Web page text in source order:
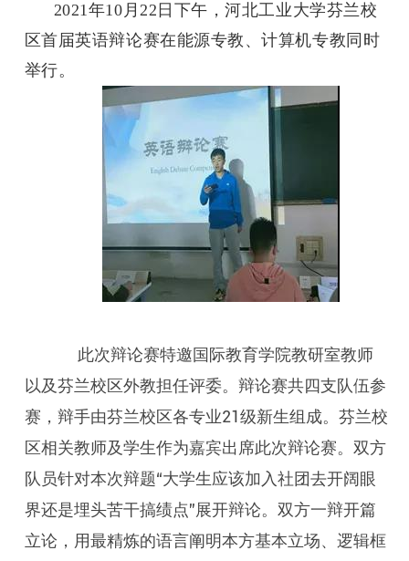
2021年10月22日下午，河北工业大学芬兰校
区首届英语辩论赛在能源专教、计算机专教同时
举行。
此次辩论赛特邀国际教育学院教研室教师
以及芬兰校区外教担任评委。辩论赛共四支队伍参
赛，辩手由芬兰校区各专业21级新生组成。芬兰校
区相关教师及学生作为嘉宾出席此次辩论赛。双方
队员针对本次辩题“大学生应该加入社团去开阔眼
界还是埋头苦干搞绩点”展开辩论。双方一辩开篇
立论，用最精炼的语言阐明本方基本立场、逻辑框